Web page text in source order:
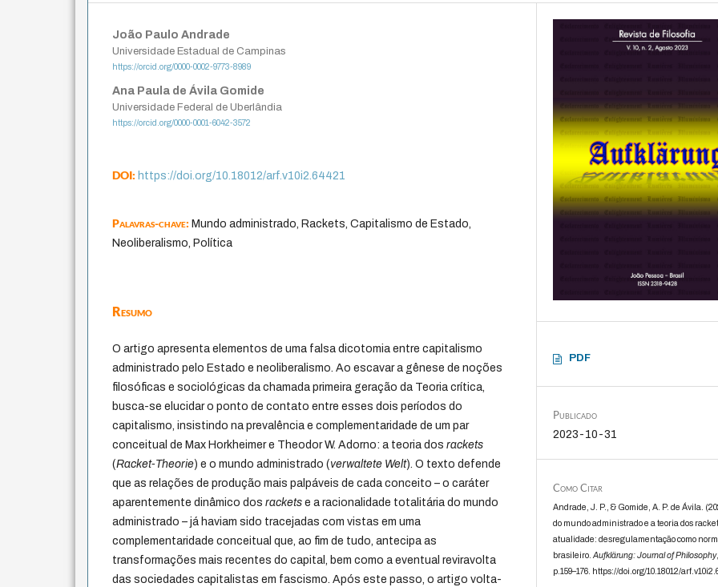
João Paulo Andrade
Universidade Estadual de Campinas
https://orcid.org/0000-0002-9773-8989
Ana Paula de Ávila Gomide
Universidade Federal de Uberlândia
https://orcid.org/0000-0001-6042-3572
DOI:https://doi.org/10.18012/arf.v10i2.64421
Palavras-chave:Mundo administrado, Rackets, Capitalismo de Estado,
Neoliberalismo, Política
Resumo
O artigo apresenta elementos de uma falsa dicotomia entre capitalismo
administrado pelo Estado e neoliberalismo. Ao escavar a gênese de noções
filosóficas e sociológicas da chamada primeira geração da Teoria crítica,
busca-se elucidar o ponto de contato entre esses dois períodos do
capitalismo, insistindo na prevalência e complementaridade de um par
conceitual de Max Horkheimer e Theodor W. Adorno: a teoria dosrackets
(Racket-Theorie) e o mundo administrado (verwaltete Welt). O texto defende
que as relações de produção mais palpáveis de cada conceito – o caráter
aparentemente dinâmico dosrackets e a racionalidade totalitária do mundo
administrado – já haviam sido tracejadas com vistas em uma
complementaridade conceitual que, ao fim de tudo, antecipa as
transformações mais recentes do capital, bem como a eventual reviravolta
das sociedades capitalistas em fascismo. Após este passo, o artigo volta-
PDF
Publicado
2023-10-31
Como Citar
Andrade, J. P., & Gomide, A. P. de Ávila.
do mundo administrado e a teoria dos
atualidade: desregulamentação como
brasileiro.Aufklärung: Journal of Philosophy,
p.159–176. https://doi.org/10.18012/